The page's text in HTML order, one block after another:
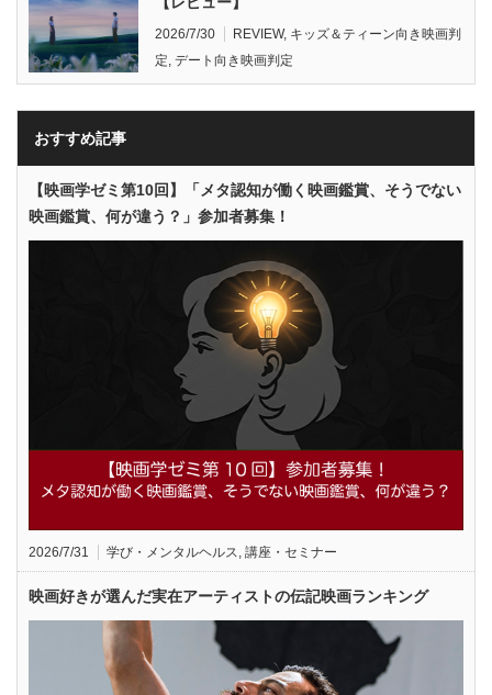
2026/7/30 REVIEW, キッズ＆ティーン向き映画判
定, デート向き映画判定
おすすめ記事
【映画学ゼミ第10回】「メタ認知が働く映画鑑賞、そうでない
映画鑑賞、何が違う？」参加者募集！
2026/7/31 学び・メンタルヘルス, 講座・セミナー
映画好きが選んだ実在アーティストの伝記映画ランキング